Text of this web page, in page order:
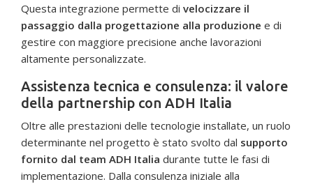
Questa integrazione permette di velocizzare il
passaggio dalla progettazione alla produzione e di
gestire con maggiore precisione anche lavorazioni
altamente personalizzate.
Assistenza tecnica e consulenza: il valore
della partnership con ADH Italia
Oltre alle prestazioni delle tecnologie installate, un ruolo
determinante nel progetto è stato svolto dal supporto
fornito dal team ADH Italia durante tutte le fasi di
implementazione. Dalla consulenza iniziale alla